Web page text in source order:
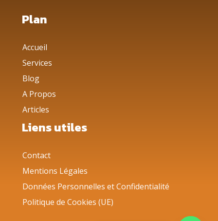
Plan
Accueil
Services
Blog
A Propos
Articles
Liens utiles
Contact
Mentions Légales
Données Personnelles et Confidentialité
Politique de Cookies (UE)